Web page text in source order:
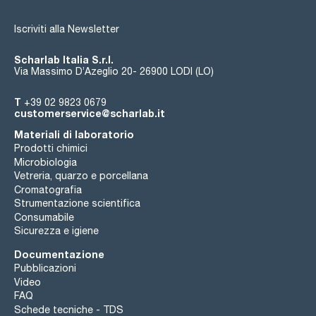
Iscriviti alla Newsletter
Scharlab Italia S.r.l.
Via Massimo D’Azeglio 20- 26900 LODI (LO)
T +39 02 9823 0679
customerservice@scharlab.it
Materiali di laboratorio
Prodotti chimici
Microbiologia
Vetreria, quarzo e porcellana
Cromatografia
Strumentazione scientifica
Consumabile
Sicurezza e igiene
Documentazione
Pubblicazioni
Video
FAQ
Schede tecniche - TDS